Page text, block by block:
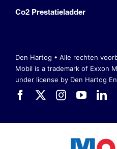
Co2 Prestatieladder
Den Hartog • Alle rechten
Mobil is a trademark of Exxon
under license by Den Hartog